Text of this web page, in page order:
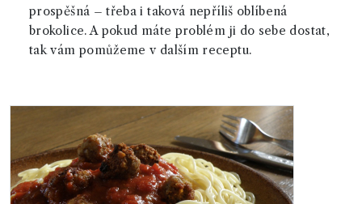
prospěšná – třeba i taková nepříliš oblíbená
brokolice. A pokud máte problém ji do sebe dostat,
tak vám pomůžeme v dalším receptu.